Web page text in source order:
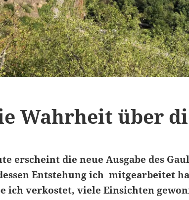
Wahrheit über
erscheint die neue Ausgabe des
Entstehung ich mitgearbeitet
ich verkostet, viele Einsichten